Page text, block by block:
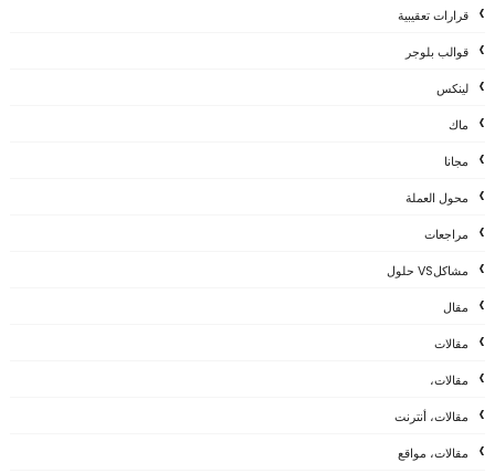
قرارات تعقيبية
قوالب بلوجر
لينكس
ماك
مجانا
محول العملة
مراجعات
مشاكلVS حلول
مقال
مقالات
مقالات،
مقالات، أنترنت
مقالات، مواقع